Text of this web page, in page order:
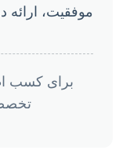
ارائه دهیم.
برای کسب
تخصصی،